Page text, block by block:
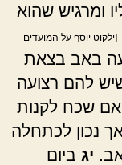
ומרגיש שהוא
[ילקוט יוסף על המועדים
באב בצאת
להם רצועה
אם שכח לקנות
נכון לכתחלה
יג ביום